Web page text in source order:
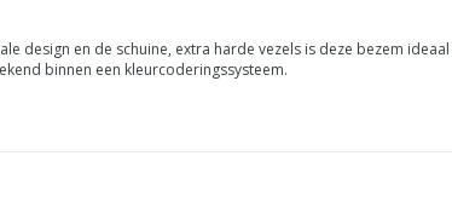
design en de schuine, extra harde vezels is deze bezem
binnen een kleurcoderingssysteem.